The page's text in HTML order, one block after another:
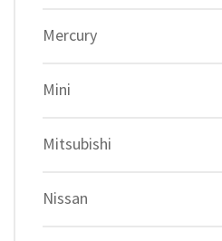
Mercury
Mini
Mitsubishi
Nissan